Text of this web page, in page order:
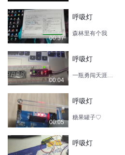
00:37
呼吸灯
森林里有个我
00:04
呼吸灯
一瓶勇闯天涯的雪花
00:05
呼吸灯
糖果罐子♡
呼吸灯